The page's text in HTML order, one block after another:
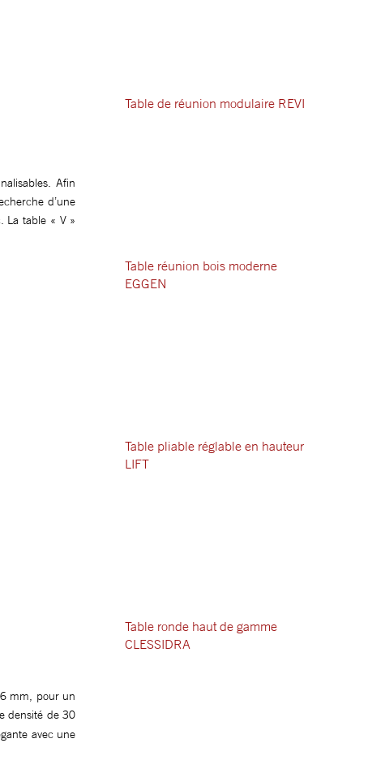
Afin
d’une
La table « V »
mm, pour un
densité de 30
avec une
Table de réunion modulaire REVI
Table réunion bois moderne
EGGEN
Table pliable réglable en hauteur
LIFT
Table ronde haut de gamme
CLESSIDRA